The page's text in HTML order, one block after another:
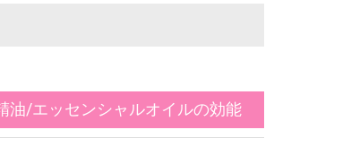
油/エッセンシャルオイルの効能